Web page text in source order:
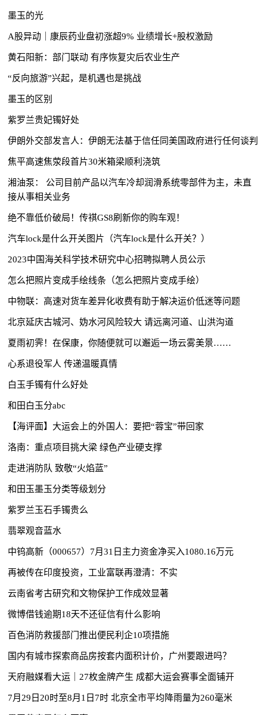
墨玉的光
A股异动｜康辰药业盘初涨超9% 业绩增长+股权激励
黄石阳新：部门联动 有序恢复灾后农业生产
“反向旅游”兴起，是机遇也是挑战
墨玉的区别
紫罗兰贵妃镯好处
伊朗外交部发言人：伊朗无法基于信任同美国政府进行任何谈判
焦平高速焦荥段首片30米箱梁顺利浇筑
湘油泵： 公司目前产品以汽车冷却润滑系统零部件为主，未直
接从事相关业务
绝不靠低价破局！传祺GS8刷新你的购车观！
汽车lock是什么开关图片（汽车lock是什么开关？）
2023中国海关科学技术研究中心招聘拟聘人员公示
怎么把照片变成手绘线条（怎么把照片变成手绘）
中物联：高速对货车差异化收费有助于解决运价低迷等问题
北京延庆古城河、妫水河风险较大 请远离河道、山洪沟道
夏雨初霁！在保康，你随便就可以邂逅一场云雾美景……
心系退役军人 传递温暖真情
白玉手镯有什么好处
和田白玉分abc
【海评面】大运会上的外国人：要把“蓉宝”带回家
洛南：重点项目挑大梁 绿色产业硬支撑
走进消防队 致敬“火焰蓝”
和田玉墨玉分类等级划分
紫罗兰玉石手镯贵么
翡翠观音蓝水
中钨高新（000657）7月31日主力资金净买入1080.16万元
再被传在印度投资，工业富联再澄清：不实
云南省考古研究和文物保护工作成效显著
微博借钱逾期18天不还征信有什么影响
百色消防救援部门推出便民利企10项措施
国内有城市探索商品房按套内面积计价，广州要跟进吗？
天府融媒看大运｜27枚金牌产生 成都大运会赛事全面铺开
7月29日20时至8月1日7时 北京全市平均降雨量为260毫米